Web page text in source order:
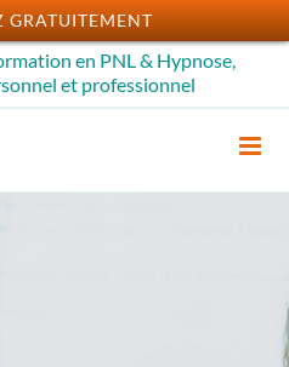
en PNL & Hypnose,
et professionnel
GRATUITEMENT